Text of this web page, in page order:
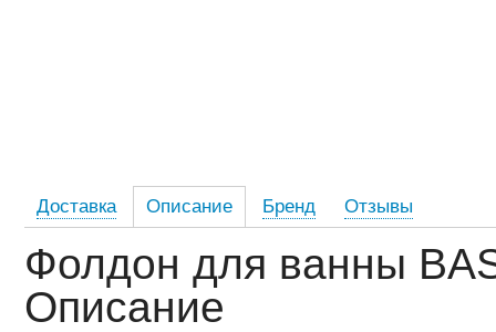
Доставка Описание Бренд Отзывы
Фолдон для ванны
Описание